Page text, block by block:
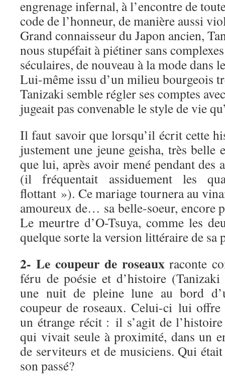
engrenage infernal, à l’encontre de
code de l’honneur, de manière aussi
Grand connaisseur du Japon ancien,
nous stupéfait à piétiner sans
séculaires, de nouveau à la mode dans
Lui-même issu d’un milieu bourgeois
Tanizaki semble régler ses comptes
jugeait pas convenable le style de vie
Il faut savoir que lorsqu’il écrit cette
justement une jeune geisha, très belle
que lui, après avoir mené pendant des
(il fréquentait assiduement les
flottant »). Ce mariage tournera au
amoureux de… sa belle-soeur, encore
Le meurtre d’O-Tsuya, comme les
quelque sorte la version littéraire de sa
2- Le coupeur de roseaux raconte
féru de poésie et d’histoire
une nuit de pleine lune au bord
coupeur de roseaux. Celui-ci lui offre
un étrange récit : il s’agit de
qui vivait seule à proximité, dans un
de serviteurs et de musiciens. Qui
son passé?